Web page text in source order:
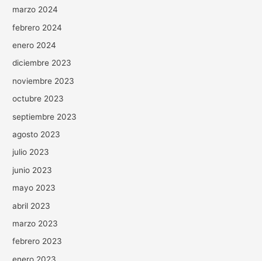
marzo 2024
febrero 2024
enero 2024
diciembre 2023
noviembre 2023
octubre 2023
septiembre 2023
agosto 2023
julio 2023
junio 2023
mayo 2023
abril 2023
marzo 2023
febrero 2023
enero 2023